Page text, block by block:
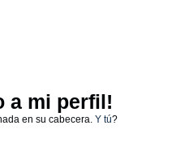
a mi perfil!
en su cabecera. Y tú?